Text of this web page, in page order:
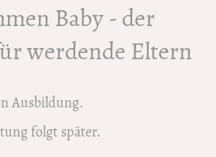
Baby - der
werdende Eltern
Ausbildung.
folgt später.